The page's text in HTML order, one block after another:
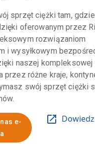
sprzęt ciężki tam,
oferowanym przez
rozwiązaniom
i wysyłkowym
naszej kompleksowej
przez różne kraje,
swój sprzęt ciężki
e-